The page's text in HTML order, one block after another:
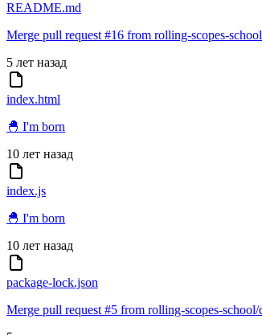
README.md
Merge pull request #16 from rolling-scopes-
5 лет назад
index.html
🐣 I'm born
10 лет назад
index.js
🐣 I'm born
10 лет назад
package-lock.json
Merge pull request #5 from rolling-scopes-